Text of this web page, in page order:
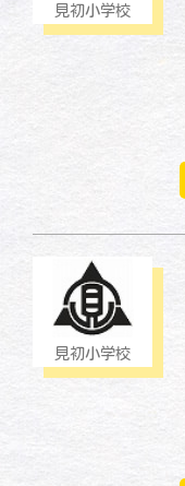
見初小学校
見初小学校